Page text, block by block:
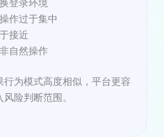
登录环境
作过于集中
接近
自然操作
为模式高度相似，平台更容
险判断范围。